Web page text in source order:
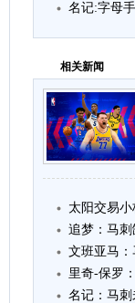
名记:字母
相关新闻
太阳交易
追梦：马
文班亚马
里奇-保罗
名记：马